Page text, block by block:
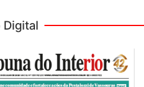
Digital